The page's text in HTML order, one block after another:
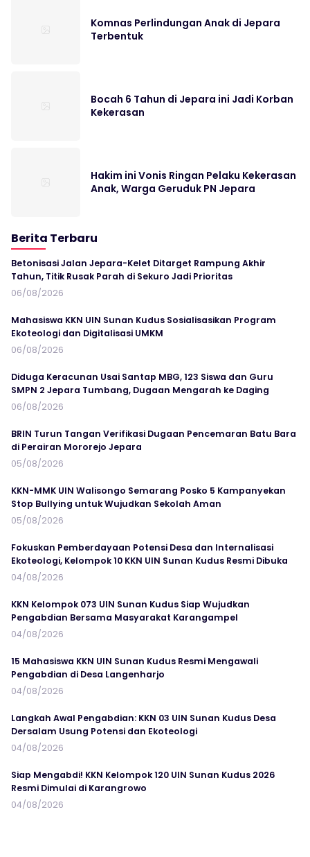
Komnas Perlindungan Anak di Jepara
Terbentuk
Bocah 6 Tahun di Jepara ini Jadi Korban
Kekerasan
Hakim ini Vonis Ringan Pelaku Kekerasan
Anak, Warga Geruduk PN Jepara
Berita Terbaru
Betonisasi Jalan Jepara-Kelet Ditarget Rampung Akhir
Tahun, Titik Rusak Parah di Sekuro Jadi Prioritas
06/08/2026
Mahasiswa KKN UIN Sunan Kudus Sosialisasikan Program
Ekoteologi dan Digitalisasi UMKM
06/08/2026
Diduga Keracunan Usai Santap MBG, 123 Siswa dan Guru
SMPN 2 Jepara Tumbang, Dugaan Mengarah ke Daging
06/08/2026
BRIN Turun Tangan Verifikasi Dugaan Pencemaran Batu Bara
di Perairan Mororejo Jepara
05/08/2026
KKN-MMK UIN Walisongo Semarang Posko 5 Kampanyekan
Stop Bullying untuk Wujudkan Sekolah Aman
05/08/2026
Fokuskan Pemberdayaan Potensi Desa dan Internalisasi
Ekoteologi, Kelompok 10 KKN UIN Sunan Kudus Resmi Dibuka
04/08/2026
KKN Kelompok 073 UIN Sunan Kudus Siap Wujudkan
Pengabdian Bersama Masyarakat Karangampel
04/08/2026
15 Mahasiswa KKN UIN Sunan Kudus Resmi Mengawali
Pengabdian di Desa Langenharjo
04/08/2026
Langkah Awal Pengabdian: KKN 03 UIN Sunan Kudus Desa
Dersalam Usung Potensi dan Ekoteologi
04/08/2026
Siap Mengabdi! KKN Kelompok 120 UIN Sunan Kudus 2026
Resmi Dimulai di Karangrowo
04/08/2026